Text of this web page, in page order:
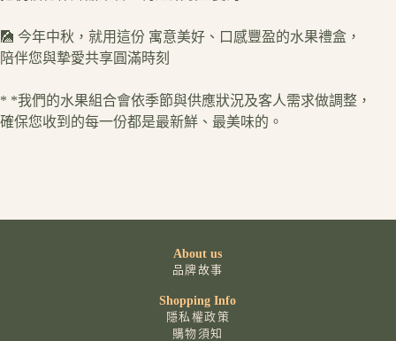
🎑 今年中秋，就用這份 寓意美好、口感豐盈的水果禮盒，
陪伴您與摯愛共享圓滿時刻
* *我們的水果組合會依季節與供應狀況及客人需求做調整，
確保您收到的每一份都是最新鮮、最美味的。
About us
品牌故事
Shopping Info
隱私權政策
購物須知